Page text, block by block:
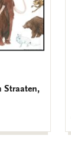
Straaten,